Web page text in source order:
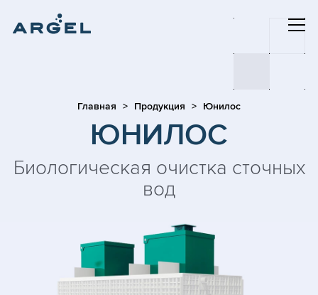
Главная Продукция Юнилос
ЮНИЛОС
Биологическая очистка сточных
вод